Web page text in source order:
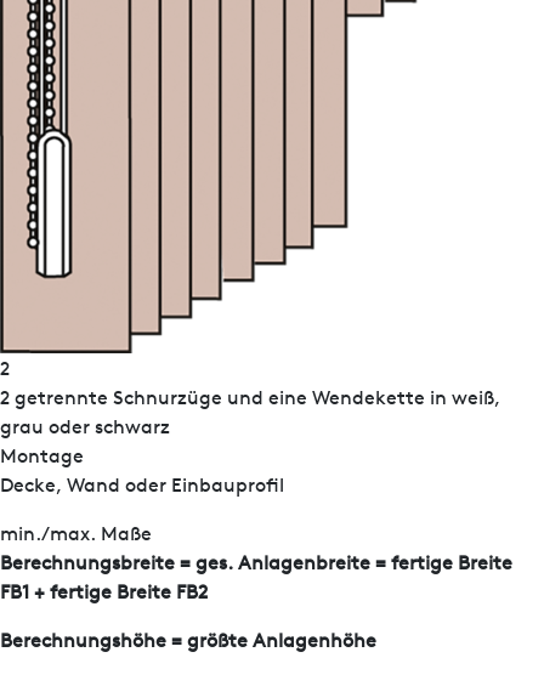
2
2 getrennte Schnurzüge und eine Wendekette in weiß,
grau oder schwarz
Montage
Decke, Wand oder Einbauprofil
min./max. Maße
Berechnungsbreite = ges. Anlagenbreite = fertige Breite
FB1 + fertige Breite FB2
Berechnungshöhe = größte Anlagenhöhe